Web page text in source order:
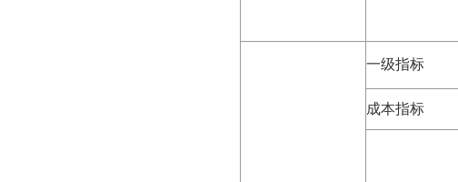
一级指标
成本指标